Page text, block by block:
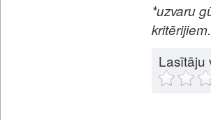
*uzvaru
kritērijiem.
Lasītāju